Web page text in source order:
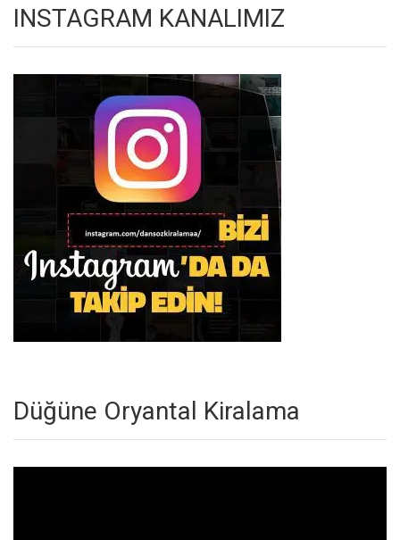
INSTAGRAM KANALIMIZ
Düğüne Oryantal Kiralama